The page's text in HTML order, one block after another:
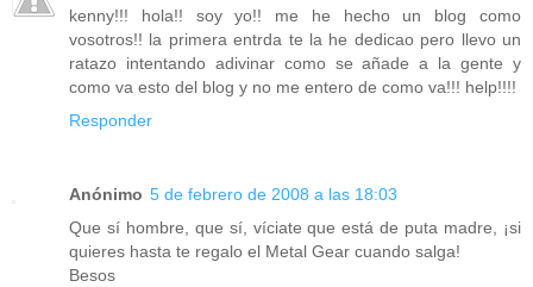
kenny!!! hola!! soy yo!! me he hecho un blog como
vosotros!! la primera entrda te la he dedicao pero llevo un
ratazo intentando adivinar como se añade a la gente y
como va esto del blog y no me entero de como va!!! help!!!!
Responder
Anónimo 5 de febrero de 2008 a las 18:03
Que sí hombre, que sí, víciate que está de puta madre, ¡si
quieres hasta te regalo el Metal Gear cuando salga!
Besos